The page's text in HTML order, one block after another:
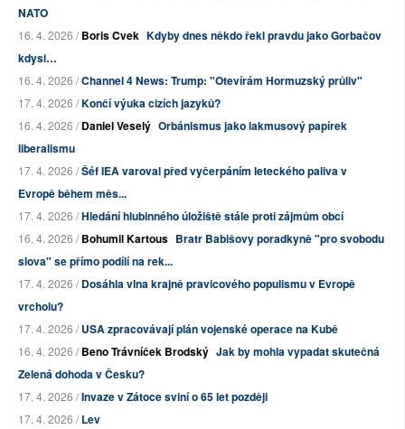
NATO
16. 4. 2026 /Boris Cvek Kdyby dnes někdo řekl pravdu jako Gorbačov
kdysi…
16. 4. 2026 /Channel 4 News: Trump: "Otevírám Hormuzský průliv"
17. 4. 2026 /Končí výuka cizích jazyků?
16. 4. 2026 /Daniel Veselý Orbánismus jako lakmusový papírek
liberalismu
17. 4. 2026 /Šéf IEA varoval před vyčerpáním leteckého paliva v
Evropě během měs...
17. 4. 2026 /Hledání hlubinného úložiště stále proti zájmům obcí
16. 4. 2026 /Bohumil Kartous Bratr Babišovy poradkyně "pro svobodu
slova" se přímo podílí na rek...
17. 4. 2026 /Dosáhla vlna krajně pravicového populismu v Evropě
vrcholu?
17. 4. 2026 /USA zpracovávají plán vojenské operace na Kubě
16. 4. 2026 /Beno Trávníček Brodský Jak by mohla vypadat skutečná
Zelená dohoda v Česku?
17. 4. 2026 /Invaze v Zátoce sviní o 65 let později
17. 4. 2026 /Lev